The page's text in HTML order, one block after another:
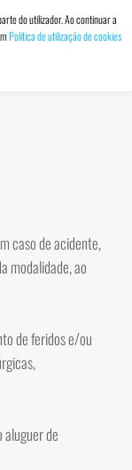
caso de acidente,
modalidade, ao
de feridos e/ou
de
do utilizador. Ao continuar a
Política de utilização de cookies